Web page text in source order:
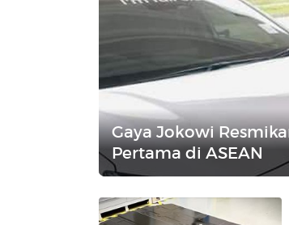
Gaya Jokowi
Pertama di ASEAN